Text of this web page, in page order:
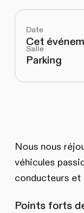
Date
Cet
Salle
Parking
Nous nous
véhicules
conducteurs et
Points forts